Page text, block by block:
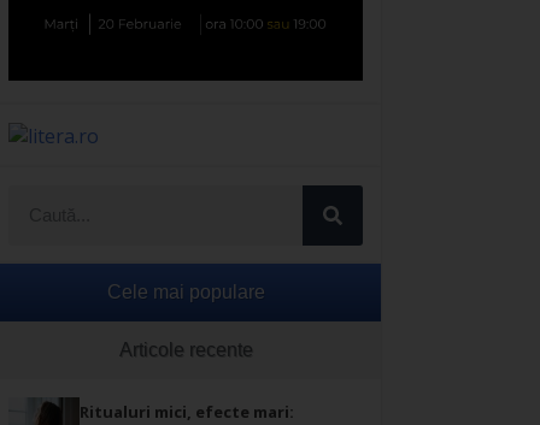
Cele mai populare
Articole recente
Ritualuri mici, efecte mari: